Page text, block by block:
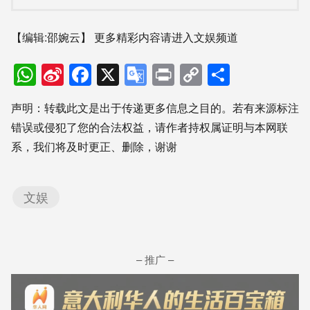
【编辑:邵婉云】 更多精彩内容请进入文娱频道
WhatsApp
Sina
Weibo
Facebook
X Google
Translate
PrintCopy
Link享
声明：转载此文是出于传递更多信息之目的。若有来源标注
错误或侵犯了您的合法权益，请作者持权属证明与本网联
系，我们将及时更正、删除，谢谢
文娱
– 推广 –